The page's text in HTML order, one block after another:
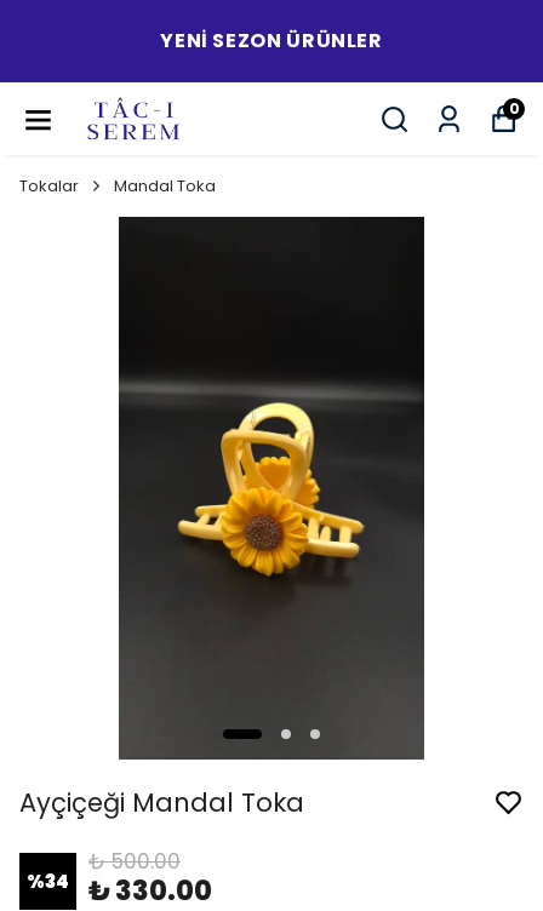
YENI SEZON ÜRÜNLER
0
Tokalar Mandal Toka
Ayçiçeği Mandal Toka
%34
₺ 500.00
₺ 330.00